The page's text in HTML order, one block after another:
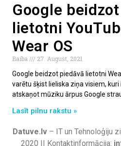
Google
lietotni
Wear OS
Baiba
27. August, 2021
Google beidzot piedāvā lietotni
varētu šķist lieliska ziņa visiem, kuri
atskaņot mūziku ārpus Google
Lasīt pilnu rakstu »
Datuve.lv– IT un Tehnoloģiju
2020 || Kontaktinformācija: